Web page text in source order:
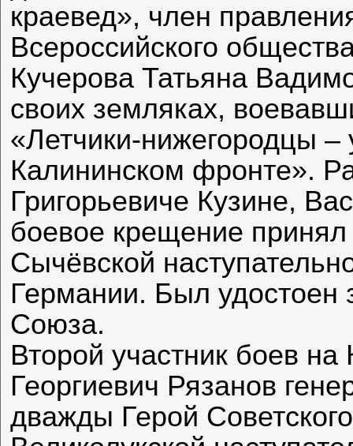
краевед», член
Всероссийского
Кучерова Татьяна
своих земляках,
«Летчики-нижегородцы –
Калининском фронте».
Григорьевиче Кузине,
боевое крещение
Сычёвской
Германии. Был удостоен
Союза.
Второй участник боев
Георгиевич Рязанов
дважды Герой